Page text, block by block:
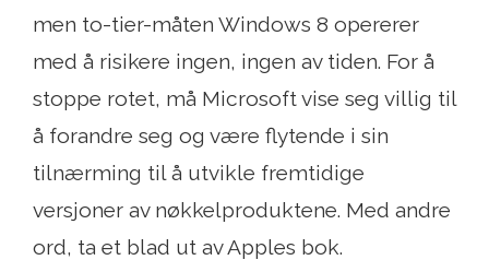
men to-tier-måten Windows 8 opererer
med å risikere ingen, ingen av tiden. For å
stoppe rotet, må Microsoft vise seg villig til
å forandre seg og være flytende i sin
tilnærming til å utvikle fremtidige
versjoner av nøkkelproduktene. Med andre
ord, ta et blad ut av Apples bok.